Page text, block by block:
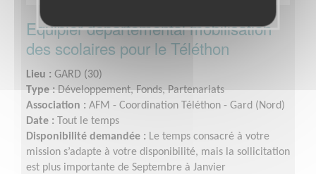
Equipier départemental mobilisation
des scolaires pour le Téléthon
Lieu : GARD (30)
Type : Développement, Fonds, Partenariats
Association : AFM - Coordination Téléthon - Gard (Nord)
Date :
Tout le temps
Disponibilité demandée : Le temps consacré à votre
mission s’adapte à votre disponibilité, mais la sollicitation
est plus importante de Septembre à Janvier